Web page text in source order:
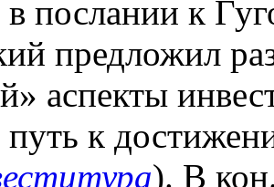
в послании к
предложил
аспекты
к
). В